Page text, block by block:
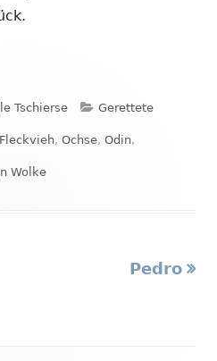
Tschierse Kategorien
Gerettete
Schlagwörter
Fleckvieh, Ochse, Odin,
Wolke
Nächster
Pedro